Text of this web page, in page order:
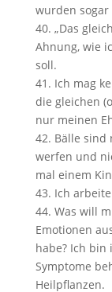
wurden
„Das
Ahnung, wie
soll.
Ich mag
die gleichen
nur meinen
Bälle sind
werfen und
mal einem
Ich
Was will
Emotionen
habe? Ich
Symptome
Heilpflanzen.